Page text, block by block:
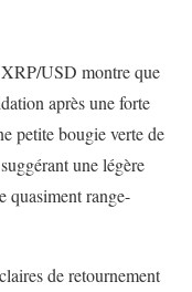
USD montre que
après une forte
petite bougie verte de
une légère
quasiment range-
de retournement